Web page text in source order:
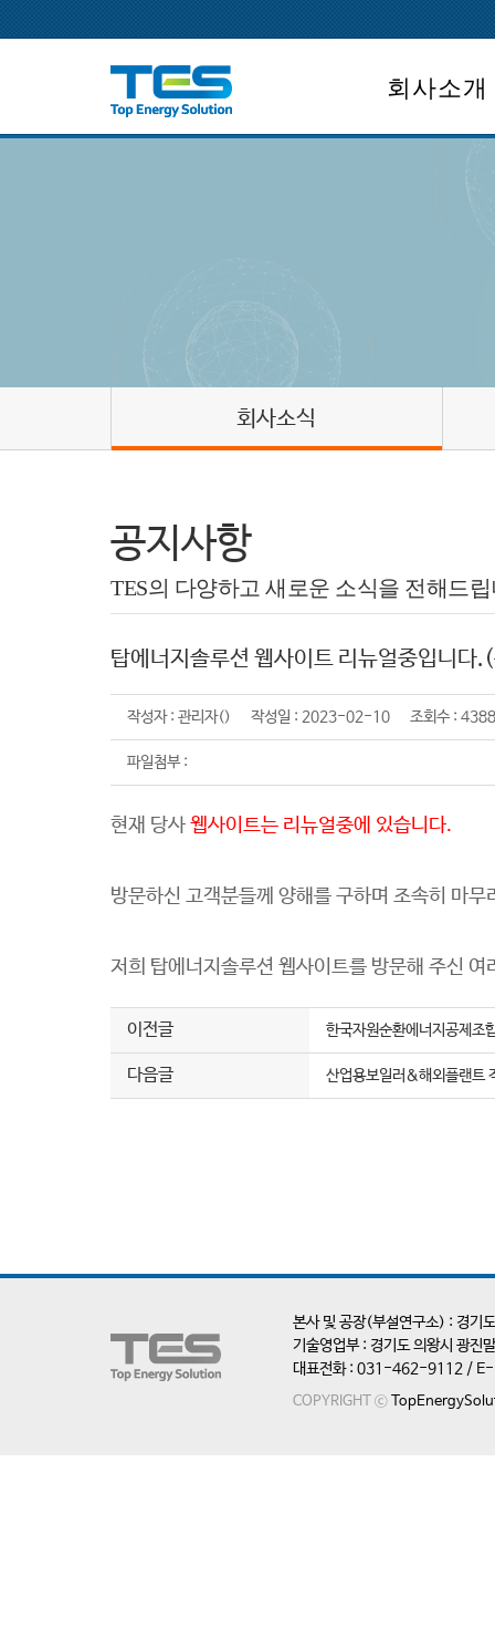
회사소개
회사소식
공지사항
TES의 다양하고 새로운 소식을 전해드
탑에너지솔루션 웹사이트 리뉴얼중입니다
작성자 : 관리자() 작성일 : 2023-02-10 조회수 : 4388
파일첨부 :
현재 당사 웹사이트는 리뉴얼중에 있습니다.
방문하신 고객분들께 양해를 구하며 조속히 마
저희 탑에너지솔루션 웹사이트를 방문해 주신 여
이전글 한국자원순환에너지공제조
다음글 산업용보일러&해외플랜트
본사 및 공장(부설연구소) : 경기
기술영업부 : 경기도 의왕시 광
대표전화 : 031-462-9112 /
COPYRIGHT ⓒ